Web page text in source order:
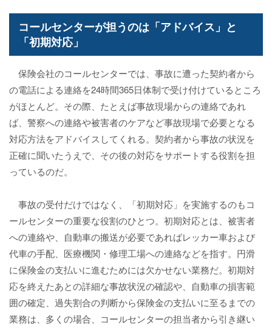
コールセンターが担うのは「アドバイス」と
「初期対応」
保険会社のコールセンターでは、事故に遭った契約者から
の電話による連絡を24時間365日体制で受け付けているところ
がほとんど。その際、たとえば事故現場からの連絡であれ
ば、警察への連絡や被害者のケアなど事故現場で必要となる
対応方法をアドバイスしてくれる。契約者から事故の状況を
正確に聞いたうえで、その後の対応をサポートする役割を担
っているのだ。
事故の受付だけではなく、「初期対応」を実施するのもコ
ールセンターの重要な役割のひとつ。初期対応とは、被害者
への連絡や、自動車の搬送が必要であればレッカー車および
代車の手配、医療機関・修理工場への連絡などを指す。円滑
に保険金の支払いに進むためには欠かせない業務だ。初期対
応を終えたあとの詳細な事故状況の確認や、自動車の損害範
囲の確定、過失割合の判断から保険金の支払いに至るまでの
業務は、多くの場合、コールセンターの担当者から引き継い